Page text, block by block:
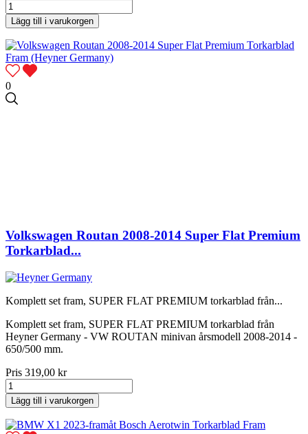
Lägg till i varukorgen
0
Volkswagen Routan 2008-2014 Super Flat Premium
Torkarblad...
Komplett set fram, SUPER FLAT PREMIUM torkarblad från...
Komplett set fram, SUPER FLAT PREMIUM torkarblad från
Heyner Germany - VW ROUTAN minivan årsmodell 2008-2014 -
650/500 mm.
Pris 319,00 kr
Lägg till i varukorgen